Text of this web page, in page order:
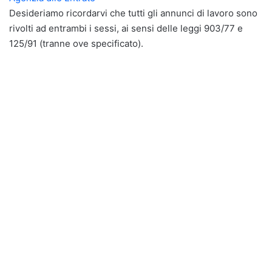
Desideriamo ricordarvi che tutti gli annunci di lavoro sono
rivolti ad entrambi i sessi, ai sensi delle leggi 903/77 e
125/91 (tranne ove specificato).